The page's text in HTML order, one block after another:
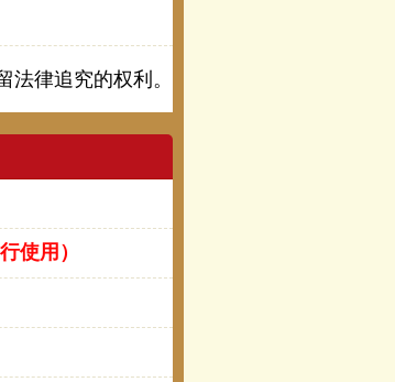
律追究的权利。
使用）